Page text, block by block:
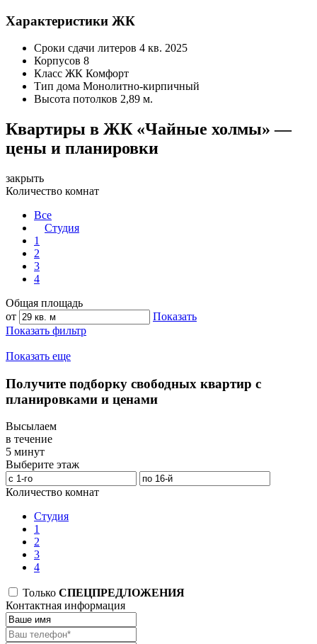
Характеристики ЖК
Сроки сдачи литеров 4 кв. 2025
Корпусов 8
Класс ЖК Комфорт
Тип дома Монолитно-кирпичный
Высота потолков 2,89 м.
Квартиры в ЖК «Чайные холмы» —
цены и планировки
закрыть
Количество комнат
Все
Студия
1
2
3
4
Общая площадь
от
Показать
Показать фильтр
Показать еще
Получите подборку свободных квартир с
планировками и ценами
Высылаем
в течение
5 минут
Выберите этаж
Количество комнат
Студия
1
2
3
4
Только СПЕЦПРЕДЛОЖЕНИЯ
Контактная информация